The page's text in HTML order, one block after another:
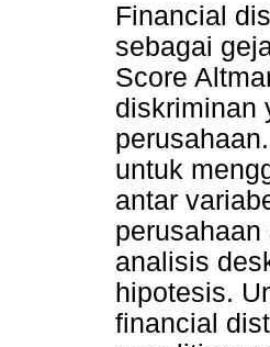
Financial
sebagai
Score
diskriminan
untuk
antar
analisis
hipotesis.
financial